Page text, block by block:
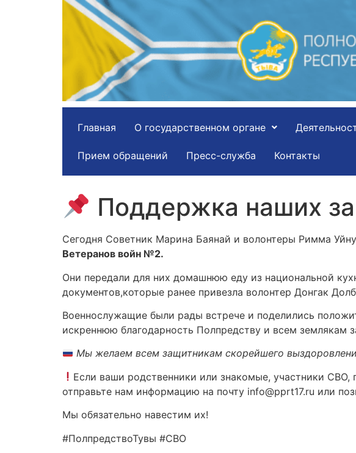
Главная О государственном органе
Прием обращений Пресс-служба Контакты
Поддержка наших
Сегодня Советник Марина Баянай и волонтеры Римма
Ветеранов войн №2.
Они передали для них домашнюю еду из национальной
документов,которые ранее привезла волонтер Донгак
Военнослужащие были рады встрече и поделились
искреннюю благодарность Полпредству и всем землякам
Мы желаем всем защитникам скорейшего
Если ваши родственники или знакомые, участники
отправьте нам информацию на почту info@pprt17.ru или
Мы обязательно навестим их!
#ПолпредствоТувы #CBO